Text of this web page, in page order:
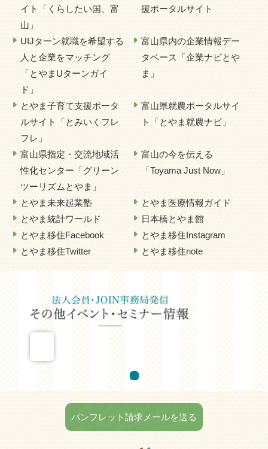
イト「くらしたい国、富
山」
援ポータルサイト
UIJターン就職を希望する
人と企業をマッチング
「とやまUターンガイ
ド」
富山県内の企業情報デー
タベース「企業ナビとや
ま」
とやま子育て支援ポータ
ルサイト「とみいくフレ
フレ」
富山県就農ポータルサイ
ト「とやま就農ナビ」
富山県指定・交流地域活
性化センター「グリーン
ツーリズムとやま」
富山の今を伝える
「Toyama Just Now」
とやま未来起業塾
とやま医療情報ガイド
とやま統計ワールド
日本橋とやま館
とやま移住Facebook
とやま移住Instagram
とやま移住Twitter
とやま移住note
パンフレット請求メールを送る